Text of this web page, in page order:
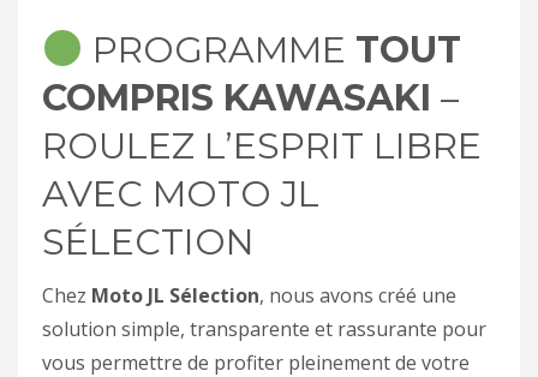
PROGRAMME TOUT
COMPRIS KAWASAKI –
ROULEZ L’ESPRIT LIBRE
AVEC MOTO JL
SÉLECTION
Chez Moto JL Sélection, nous avons créé une
solution simple, transparente et rassurante pour
vous permettre de profiter pleinement de votre